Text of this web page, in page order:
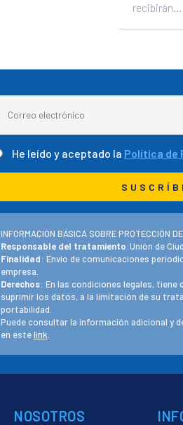
recibirán...
He leído y aceptado la Política de
INFORMACIÓN BÁSICA SOBRE PROTECCIÓN
Responsable del tratamiento:Unión de
Finalidad: Envío de comunicaciones
empresa.
Derechos: En las condiciones legales,
suprimir los datos, a la limitación de su
portabilidad.
Puede consultar la información adicional y
en estelink
NOSOTROS